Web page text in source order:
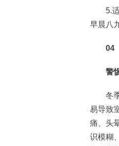
5.适
早晨八
04
警惕
冬季
易导致
痛、头
识模糊